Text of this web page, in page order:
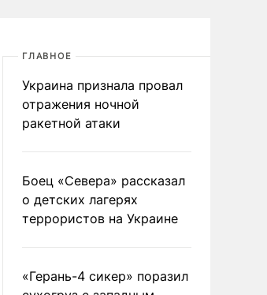
ГЛАВНОЕ
Украина признала провал
отражения ночной
ракетной атаки
Боец «Севера» рассказал
о детских лагерях
террористов на Украине
«Герань-4 сикер» поразил